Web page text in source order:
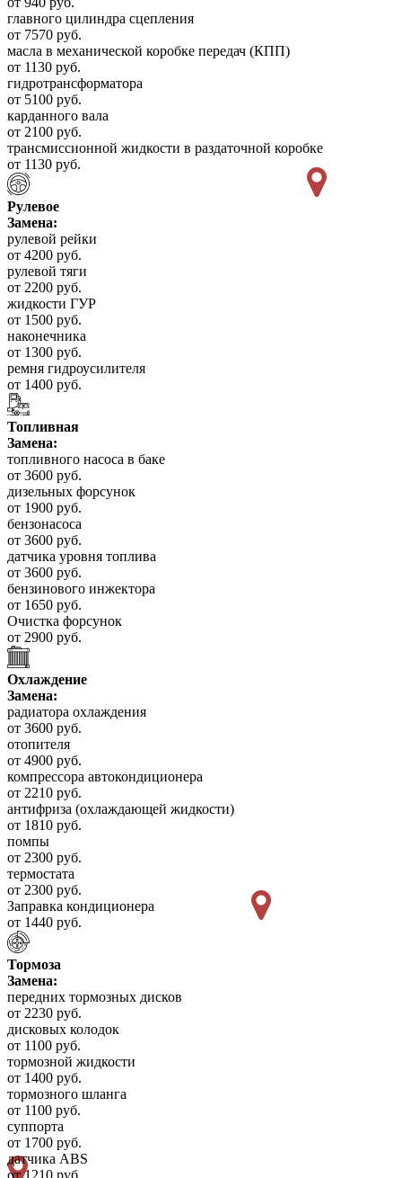
главного цилиндра сцепления
от 7570 руб.
масла в механической коробке передач (КПП)
от 1130 руб.
гидротрансформатора
от 5100 руб.
карданного вала
от 2100 руб.
трансмиссионной жидкости в раздаточной коробке
от 1130 руб.
Рулевое
Замена:
рулевой рейки
от 4200 руб.
рулевой тяги
от 2200 руб.
жидкости ГУР
от 1500 руб.
наконечника
от 1300 руб.
ремня гидроусилителя
от 1400 руб.
Топливная
Замена:
топливного насоса в баке
от 3600 руб.
дизельных форсунок
от 1900 руб.
бензонасоса
от 3600 руб.
датчика уровня топлива
от 3600 руб.
бензинового инжектора
от 1650 руб.
Очистка форсунок
от 2900 руб.
Охлаждение
Замена:
радиатора охлаждения
от 3600 руб.
отопителя
от 4900 руб.
компрессора автокондиционера
от 2210 руб.
антифриза (охлаждающей жидкости)
от 1810 руб.
помпы
от 2300 руб.
термостата
от 2300 руб.
Заправка кондиционера
от 1440 руб.
Тормоза
Замена:
передних тормозных дисков
от 2230 руб.
дисковых колодок
от 1100 руб.
тормозной жидкости
от 1400 руб.
тормозного шланга
от 1100 руб.
суппорта
от 1700 руб.
датчика ABS
от 1210 руб.